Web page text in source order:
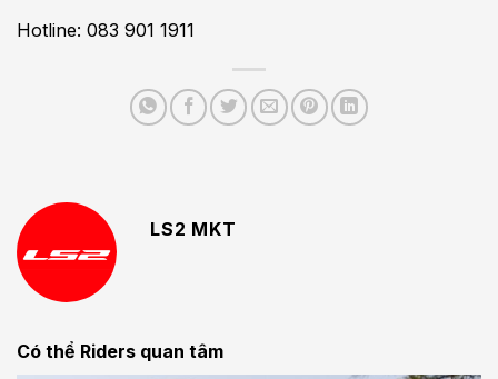
Hotline: 083 901 1911
LS2 MKT
Có thể Riders quan tâm